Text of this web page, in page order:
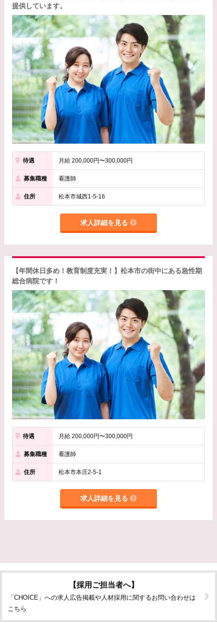
提供しています。
待遇 月給 200,000円〜300,000円
募集職種 看護師
住所 松本市城西1-5-16
求人詳細を見る
【年間休日多め！教育制度充実！】松本市の街中にある急性期
総合病院です！
待遇 月給 200,000円〜300,000円
募集職種 看護師
住所 松本市本庄2-5-1
求人詳細を見る
【採用ご担当者へ】
「CHOICE」への求人広告掲載や人材採用に関するお問い合わせは
こちら